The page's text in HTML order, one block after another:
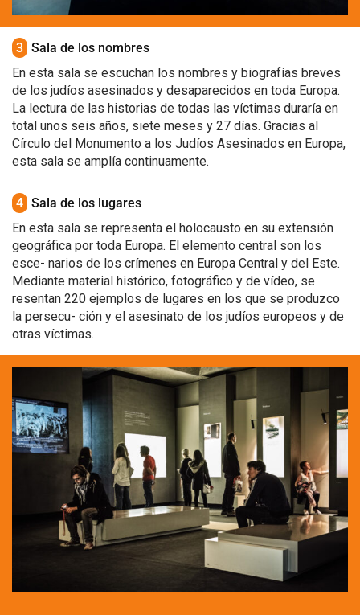
3 Sala de los nombres
En esta sala se escuchan los nombres y biografías breves
de los judíos asesinados y desaparecidos en toda Europa.
La lectura de las historias de todas las víctimas duraría en
total unos seis años, siete meses y 27 días. Gracias al
Círculo del Monumento a los Judíos Asesinados en Europa,
esta sala se amplía continuamente.
4 Sala de los lugares
En esta sala se representa el holocausto en su extensión
geográfica por toda Europa. El elemento central son los
esce- narios de los crímenes en Europa Central y del Este.
Mediante material histórico, fotográfico y de vídeo, se
resentan 220 ejemplos de lugares en los que se produzco
la persecu- ción y el asesinato de los judíos europeos y de
otras víctimas.